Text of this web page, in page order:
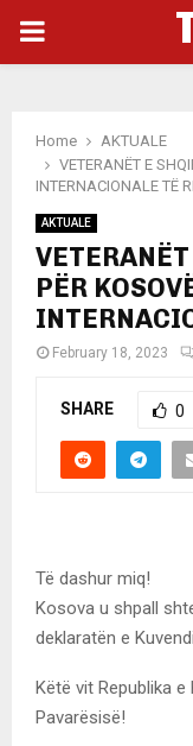
PRIMARY
Home
AKTUALE
VETERANËT E
INTERNACIONALE TË
AKTUALE
PËR
February 18, 2023
SHARE 0
Të dashur miq!
Kosova u shpall
deklaratën e
Këtë vit Republika
Pavarësisë!